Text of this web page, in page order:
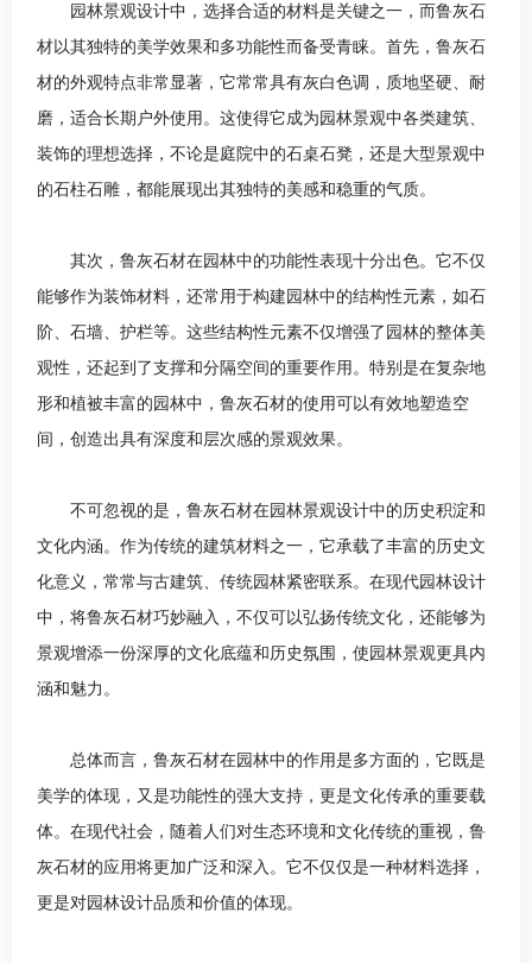
园林景观设计中，选择合适的材料是关键之一，而鲁灰石
材以其独特的美学效果和多功能性而备受青睐。首先，鲁灰石
材的外观特点非常显著，它常常具有灰白色调，质地坚硬、耐
磨，适合长期户外使用。这使得它成为园林景观中各类建筑、
装饰的理想选择，不论是庭院中的石桌石凳，还是大型景观中
的石柱石雕，都能展现出其独特的美感和稳重的气质。
其次，鲁灰石材在园林中的功能性表现十分出色。它不仅
能够作为装饰材料，还常用于构建园林中的结构性元素，如石
阶、石墙、护栏等。这些结构性元素不仅增强了园林的整体美
观性，还起到了支撑和分隔空间的重要作用。特别是在复杂地
形和植被丰富的园林中，鲁灰石材的使用可以有效地塑造空
间，创造出具有深度和层次感的景观效果。
不可忽视的是，鲁灰石材在园林景观设计中的历史积淀和
文化内涵。作为传统的建筑材料之一，它承载了丰富的历史文
化意义，常常与古建筑、传统园林紧密联系。在现代园林设计
中，将鲁灰石材巧妙融入，不仅可以弘扬传统文化，还能够为
景观增添一份深厚的文化底蕴和历史氛围，使园林景观更具内
涵和魅力。
总体而言，鲁灰石材在园林中的作用是多方面的，它既是
美学的体现，又是功能性的强大支持，更是文化传承的重要载
体。在现代社会，随着人们对生态环境和文化传统的重视，鲁
灰石材的应用将更加广泛和深入。它不仅仅是一种材料选择，
更是对园林设计品质和价值的体现。